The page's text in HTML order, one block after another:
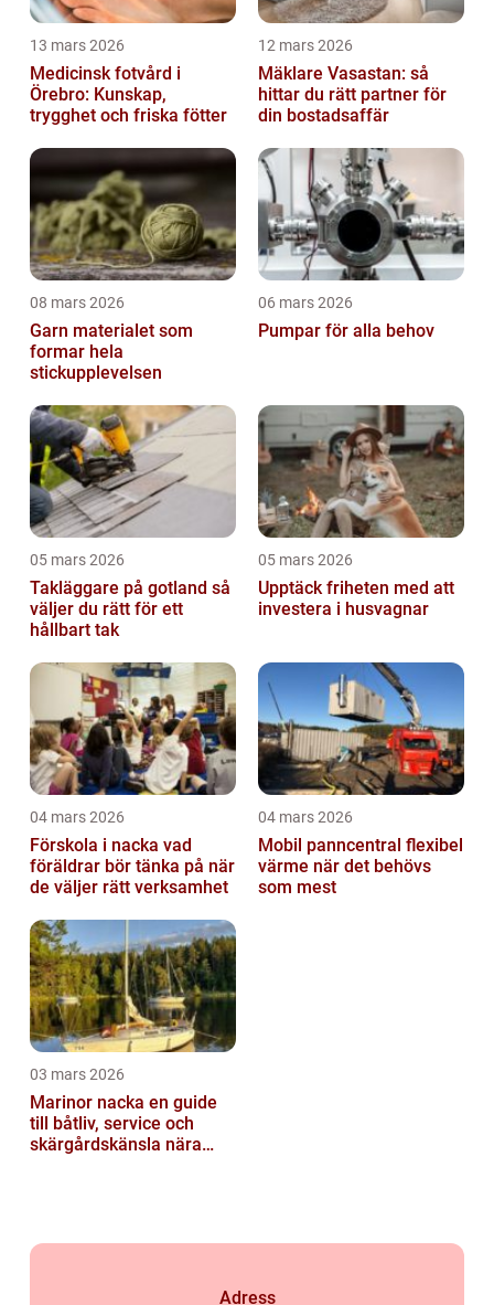
13 mars 2026
Medicinsk fotvård i
Örebro: Kunskap,
trygghet och friska fötter
12 mars 2026
Mäklare Vasastan: så
hittar du rätt partner för
din bostadsaffär
08 mars 2026
Garn materialet som
formar hela
stickupplevelsen
06 mars 2026
Pumpar för alla behov
05 mars 2026
Takläggare på gotland så
väljer du rätt för ett
hållbart tak
05 mars 2026
Upptäck friheten med att
investera i husvagnar
04 mars 2026
Förskola i nacka vad
föräldrar bör tänka på när
de väljer rätt verksamhet
04 mars 2026
Mobil panncentral flexibel
värme när det behövs
som mest
03 mars 2026
Marinor nacka en guide
till båtliv, service och
skärgårdskänsla nära
Adress